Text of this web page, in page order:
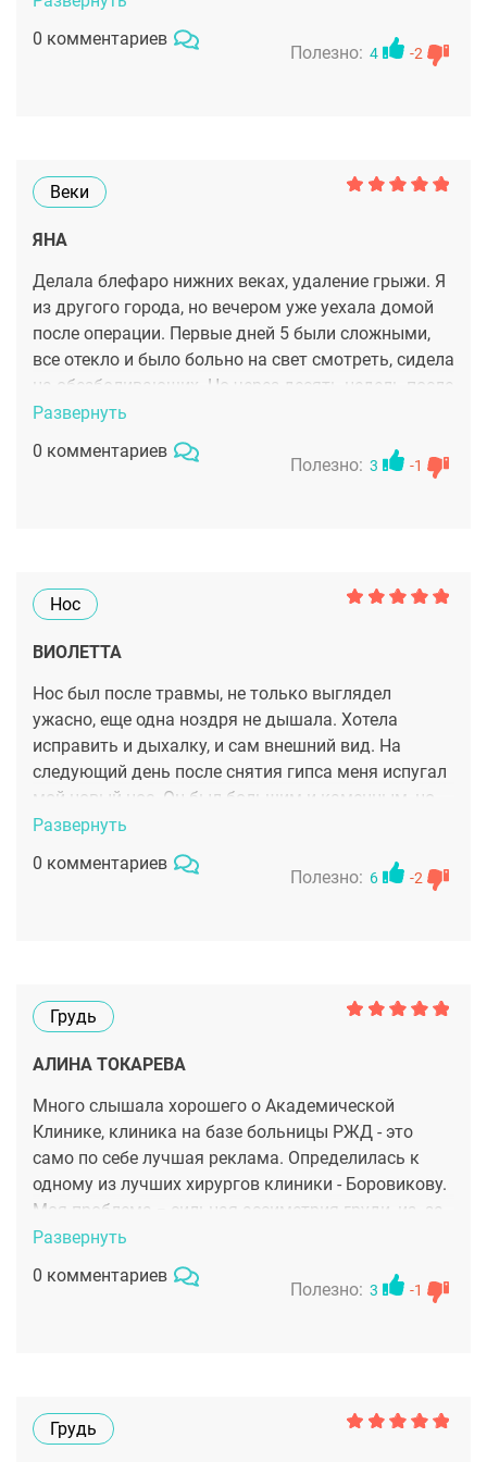
нему, потому что в моем случае вообще некак
нельзя рисковать. Переделывать по сто раз я не
сравнивая варианты до и после, понимаю. что эти
"жертвы" были незря.
0 комментариев
Полезно: 4 -2
Веки
ЯНА
Делала блефаро нижних веках, удаление грыжи. Я
из другого города, но вечером уже уехала домой
после операции. Первые дней 5 были сложными,
все отекло и было больно на свет смотреть, сидела
на обезболивающих. Но через десять недель после
операции пошла на работу, уже почти не осталось
синяков и припухлостей. Теперь лицо в целом
выглядит свежее и не таким уставшим. Спасибо
Развернуть
0 комментариев
Полезно: 3 -1
Нос
ВИОЛЕТТА
Нос был после травмы, не только выглядел
ужасно, еще одна ноздря не дышала. Хотела
исправить и дыхалку, и сам внешний вид. На
следующий день после снятия гипса меня испугал
мой новый нос. Он был большим и каменным, но
за полтора месяца отек спал. Нос стал "своим",
родным, маленьким, гладким и я привыкла к нему.
Более того все окружающие сказали, что мне мой
Развернуть
0 комментариев
Полезно: 6 -2
Грудь
АЛИНА ТОКАРЕВА
Много слышала хорошего о Академической
Клинике, клиника на базе больницы РЖД - это
само по себе лучшая реклама. Определилась к
одному из лучших хирургов клиники - Боровикову.
Моя проблема = сильная ассиметрия груди, из--за
которой психологически я всегда страдала. Мне
Боровиков понравился еще на этапе консультации,
он все по полочкам разложил, показал свои
наконец то выглядит по человечески!
Развернуть
0 комментариев
Полезно: 3 -1
Грудь